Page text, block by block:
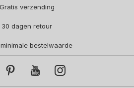
Gratis verzending
30 dagen retour
bestelwaarde